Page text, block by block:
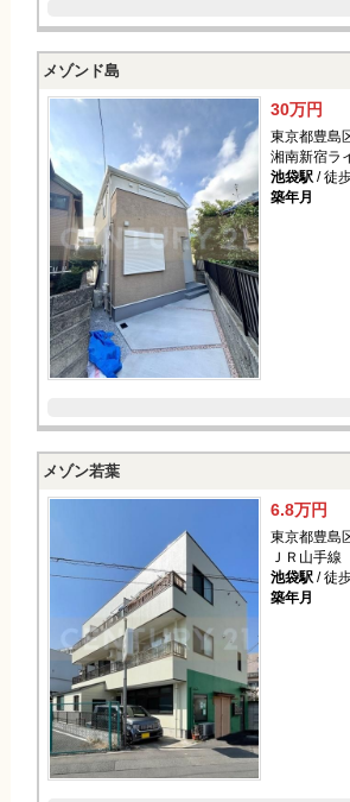
メゾンド島
30万円
東京都豊島
湘南新宿ラ
池袋駅/ 徒
築年月
メゾン若葉
6.8万円
東京都豊島
ＪＲ山手線
池袋駅/ 徒
築年月